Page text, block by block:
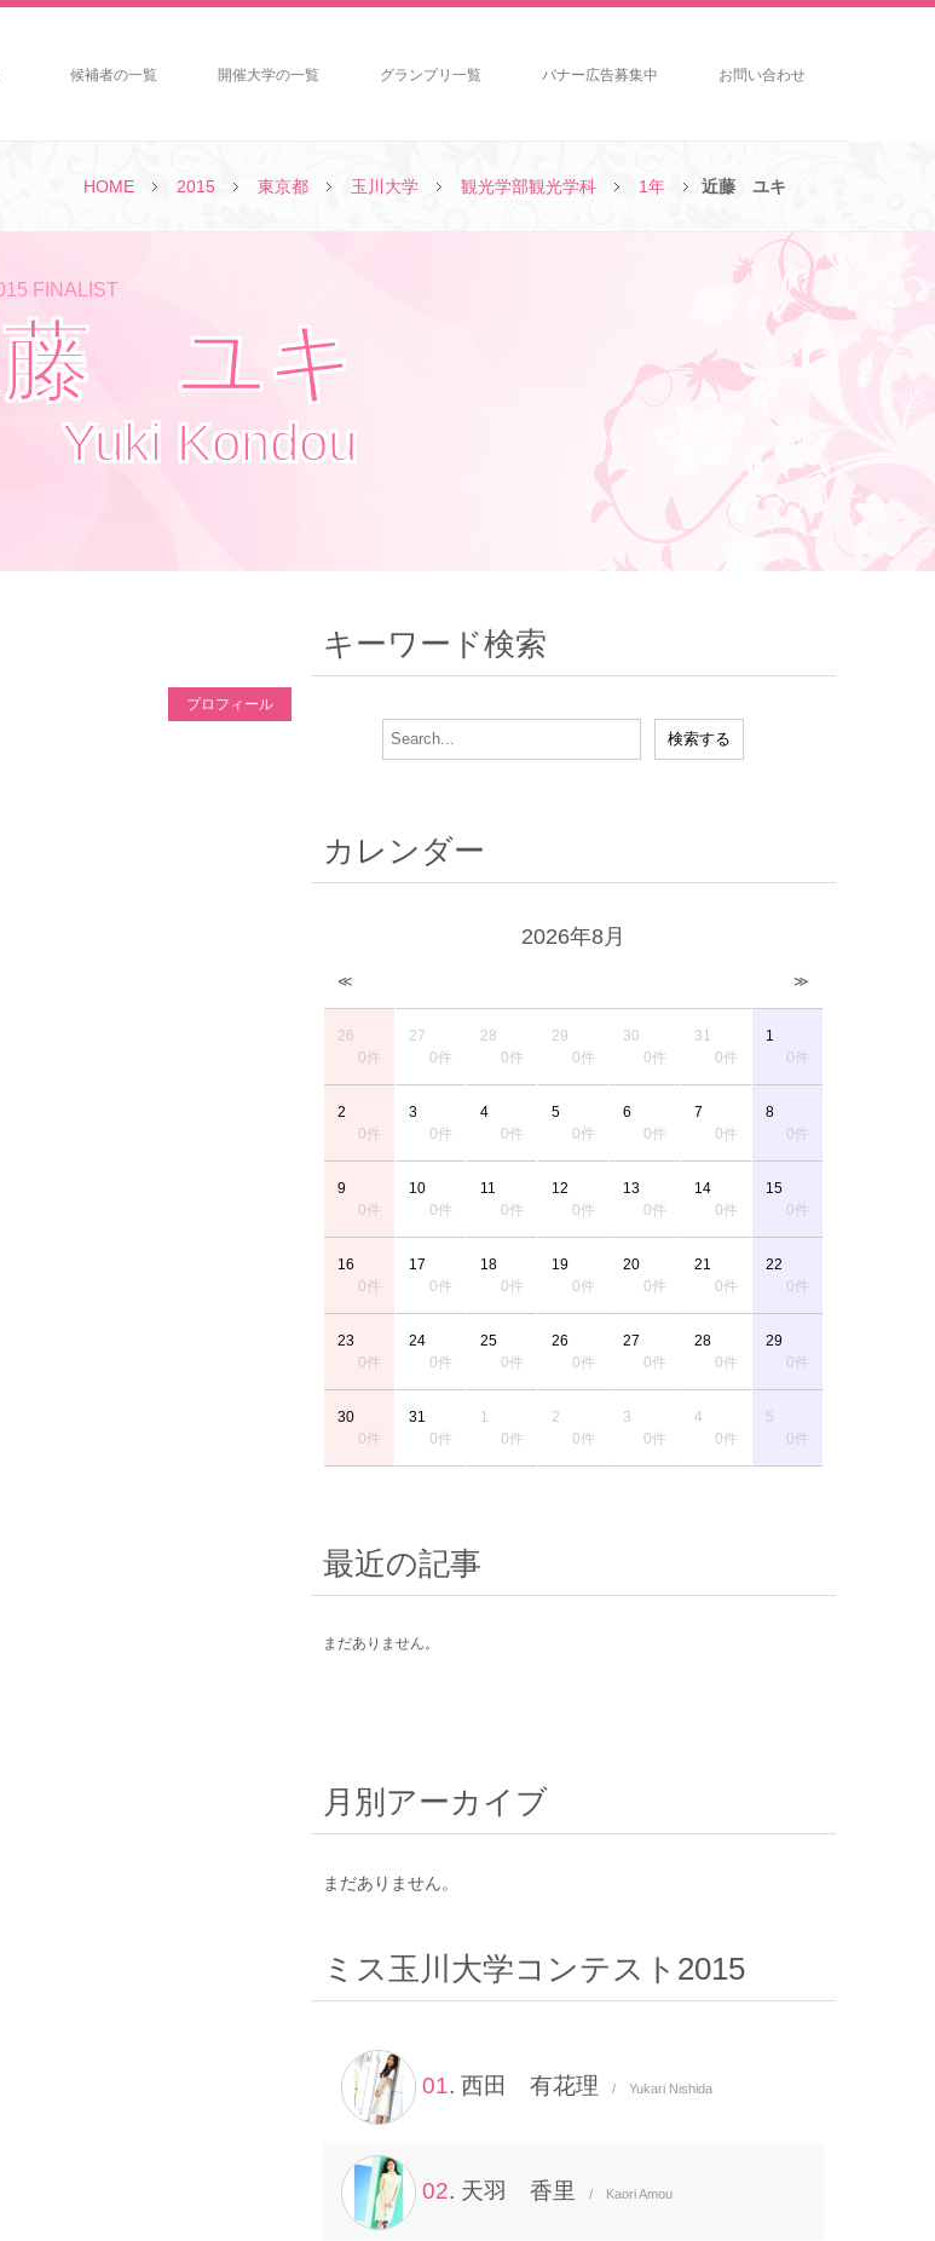
候補者の一覧 開催大学の一覧 グランプリ一覧 バナー広告募集中 お問い合わせ
HOME 2015 東京都 玉川大学 観光学部観光学科 1年 近藤 ユキ
FINALIST
藤 ユキ
Yuki Kondou
プロフィール
キーワード検索
カレンダー
2026年8月
≪ ≫
26
0件
27
0件
28
0件
29
0件
30
0件
31
0件
1
0件
2
0件
3
0件
4
0件
5
0件
6
0件
7
0件
8
0件
9
0件
10
0件
11
0件
12
0件
13
0件
14
0件
15
0件
16
0件
17
0件
18
0件
19
0件
20
0件
21
0件
22
0件
23
0件
24
0件
25
0件
26
0件
27
0件
28
0件
29
0件
30
0件
31
0件
1
0件
2
0件
3
0件
4
0件
5
0件
最近の記事
まだありません。
月別アーカイブ
まだありません。
ミス玉川大学コンテスト2015
01. 西田 有花理 / Yukari Nishida
02. 天羽 香里 / Kaori Amou